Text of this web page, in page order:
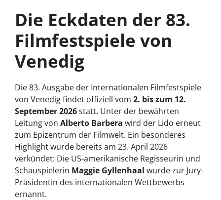
Die Eckdaten der 83.
Filmfestspiele von
Venedig
Die 83. Ausgabe der Internationalen Filmfestspiele
von Venedig findet offiziell vom 2. bis zum 12.
September 2026statt. Unter der bewährten
Leitung von Alberto Barbera wird der Lido erneut
zum Epizentrum der Filmwelt. Ein besonderes
Highlight wurde bereits am 23. April 2026
verkündet: Die US-amerikanische Regisseurin und
Schauspielerin Maggie Gyllenhaal wurde zur Jury-
Präsidentin des internationalen Wettbewerbs
ernannt.